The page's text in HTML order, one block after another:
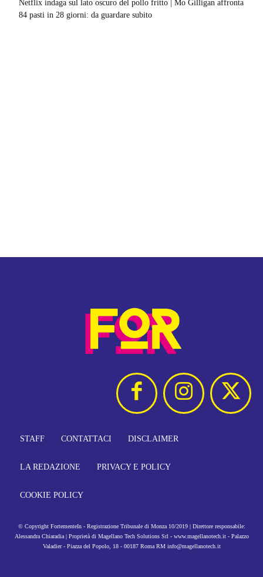
Netflix indaga sul lato oscuro del pollo fritto | Mo Gilligan affronta
84 pasti in 28 giorni: da guardare subito
STAFF CONTATTACI DISCLAIMER
LA REDAZIONE PRIVACY E POLICY
COOKIE POLICY
© Copyright FortementeIn - Registrazione Tribunale di Monza 10/2019 | Direttore responsabile:
Alessandra Chiaradia | Proprietà di Magellano Tech Solutions Srl - www.magellanotech.it - Palazzo
Valadier - Piazza del Popolo, 18 - 00187 Roma RM info@magellanotech.it